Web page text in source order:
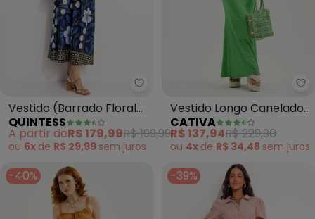
Quintess - Vestido (Barrado
Vestido (Barrado Floral
Azul) em Malha Fria
QUINTESS
A partir deR$ 179,99R$ 199,99
ou 6x de R$ 29,99 sem juros
Vestido Longo Canelado
(Verde)
CATIVA
R$ 137,94R$ 229,90
ou 4x de R$ 34,48 sem juros
-40% -39%